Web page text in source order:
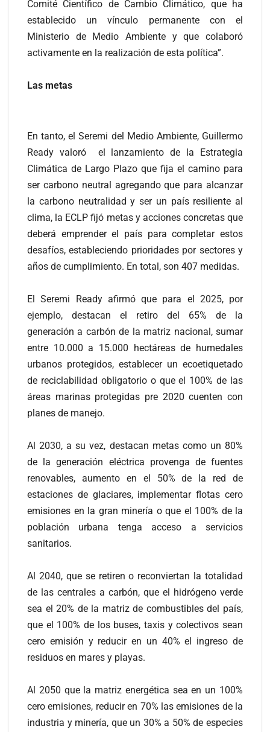
Comité Científico de Cambio Climático, que ha
establecido un vínculo permanente con el
Ministerio de Medio Ambiente y que colaboró
activamente en la realización de esta política”.
Las metas
En tanto, el Seremi del Medio Ambiente, Guillermo
Ready valoró el lanzamiento de la Estrategia
Climática de Largo Plazo que fija el camino para
ser carbono neutral agregando que para alcanzar
la carbono neutralidad y ser un país resiliente al
clima, la ECLP fijó metas y acciones concretas que
deberá emprender el país para completar estos
desafíos, estableciendo prioridades por sectores y
años de cumplimiento. En total, son 407 medidas.
El Seremi Ready afirmó que para el 2025, por
ejemplo, destacan el retiro del 65% de la
generación a carbón de la matriz nacional, sumar
entre 10.000 a 15.000 hectáreas de humedales
urbanos protegidos, establecer un ecoetiquetado
de reciclabilidad obligatorio o que el 100% de las
áreas marinas protegidas pre 2020 cuenten con
planes de manejo.
Al 2030, a su vez, destacan metas como un 80%
de la generación eléctrica provenga de fuentes
renovables, aumento en el 50% de la red de
estaciones de glaciares, implementar flotas cero
emisiones en la gran minería o que el 100% de la
población urbana tenga acceso a servicios
sanitarios.
Al 2040, que se retiren o reconviertan la totalidad
de las centrales a carbón, que el hidrógeno verde
sea el 20% de la matriz de combustibles del país,
que el 100% de los buses, taxis y colectivos sean
cero emisión y reducir en un 40% el ingreso de
residuos en mares y playas.
Al 2050 que la matriz energética sea en un 100%
cero emisiones, reducir en 70% las emisiones de la
industria y minería, que un 30% a 50% de especies